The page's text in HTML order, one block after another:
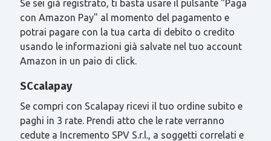
Se sei già registrato, ti basta usare il pulsante "Paga
con Amazon Pay" al momento del pagamento e
potrai pagare con la tua carta di debito o credito
usando le informazioni già salvate nel tuo account
Amazon in un paio di click.
SCcalapay
Se compri con Scalapay ricevi il tuo ordine subito e
paghi in 3 rate. Prendi atto che le rate verranno
cedute a Incremento SPV S.r.l., a soggetti correlati e